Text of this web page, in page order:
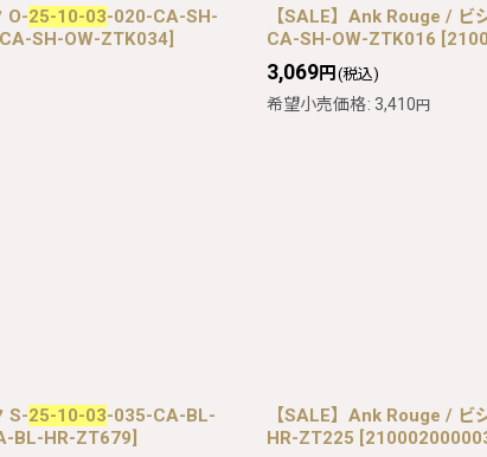
O-25-10-03-020-CA-SH-
SH-OW-ZTK034]
【SALE】Ank Rouge / ビ
CA-SH-OW-ZTK016 [
3,069円 (税込)
希望小売価格: 3,410円
S-25-10-03-035-CA-BL-
BL-HR-ZT679]
【SALE】Ank Rouge / ビ
HR-ZT225 [